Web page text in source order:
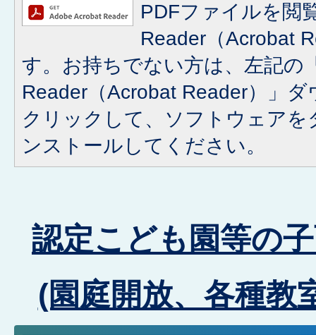
PDFファイルを閲
Reader（Acrobat
す。お持ちでない方は、左記の
Reader（Acrobat Reader）」
クリックして、ソフトウェア
ンストールしてください。
認定こども園等の
(園庭開放、各種教